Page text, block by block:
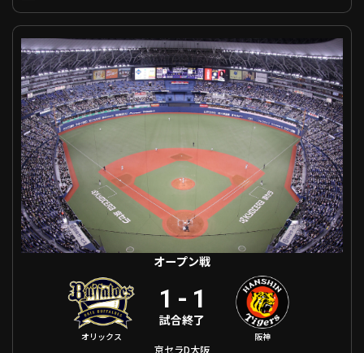
オープン戦 オリックス VS 阪神
オープン戦
オリックス
1 - 1
試合終了
阪神
京セラD大阪